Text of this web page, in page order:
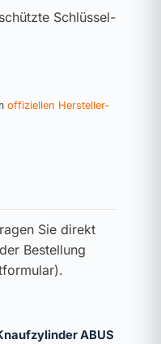
Schlüssel-
offiziellen Hersteller-
Sie direkt
Bestellung
ABUS